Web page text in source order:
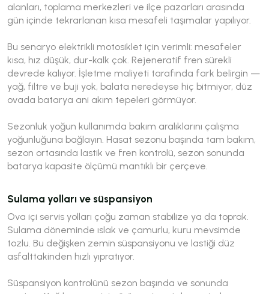
alanları, toplama merkezleri ve ilçe pazarları arasında
gün içinde tekrarlanan kısa mesafeli taşımalar yapılıyor.
Bu senaryo elektrikli motosiklet için verimli: mesafeler
kısa, hız düşük, dur-kalk çok. Rejeneratif fren sürekli
devrede kalıyor. İşletme maliyeti tarafında fark belirgin —
yağ, filtre ve buji yok, balata neredeyse hiç bitmiyor, düz
ovada batarya ani akım tepeleri görmüyor.
Sezonluk yoğun kullanımda bakım aralıklarını çalışma
yoğunluğuna bağlayın. Hasat sezonu başında tam bakım,
sezon ortasında lastik ve fren kontrolü, sezon sonunda
batarya kapasite ölçümü mantıklı bir çerçeve.
Sulama yolları ve süspansiyon
Ova içi servis yolları çoğu zaman stabilize ya da toprak.
Sulama döneminde ıslak ve çamurlu, kuru mevsimde
tozlu. Bu değişken zemin süspansiyonu ve lastiği düz
asfalttakinden hızlı yıpratıyor.
Süspansiyon kontrolünü sezon başında ve sonunda